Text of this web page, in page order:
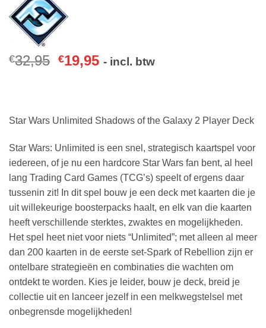
€32,95 €19,95 - incl. btw
Star Wars Unlimited Shadows of the Galaxy 2 Player Deck
Star Wars: Unlimited is een snel, strategisch kaartspel voor
iedereen, of je nu een hardcore Star Wars fan bent, al heel
lang Trading Card Games (TCG’s) speelt of ergens daar
tussenin zit! In dit spel bouw je een deck met kaarten die je
uit willekeurige boosterpacks haalt, en elk van die kaarten
heeft verschillende sterktes, zwaktes en mogelijkheden.
Het spel heet niet voor niets “Unlimited”; met alleen al meer
dan 200 kaarten in de eerste set-Spark of Rebellion zijn er
ontelbare strategieën en combinaties die wachten om
ontdekt te worden. Kies je leider, bouw je deck, breid je
collectie uit en lanceer jezelf in een melkwegstelsel met
onbegrensde mogelijkheden!